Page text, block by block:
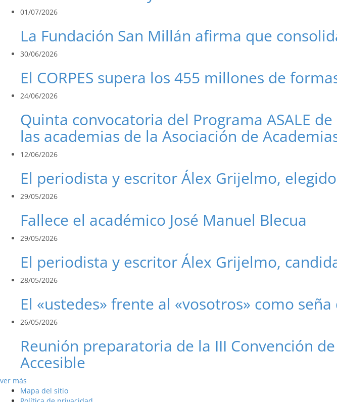
01/07/2026
La Fundación San Millán afirma que
30/06/2026
El CORPES supera los 455 millones de
24/06/2026
Quinta convocatoria del Programa ASALE
las academias de la Asociación de
12/06/2026
El periodista y escritor Álex Grijelmo,
29/05/2026
Fallece el académico José Manuel Blecua
29/05/2026
El periodista y escritor Álex Grijelmo,
28/05/2026
El «ustedes» frente al «vosotros» como
26/05/2026
Reunión preparatoria de la III Convención
Accesible
ver más
Mapa del sitio